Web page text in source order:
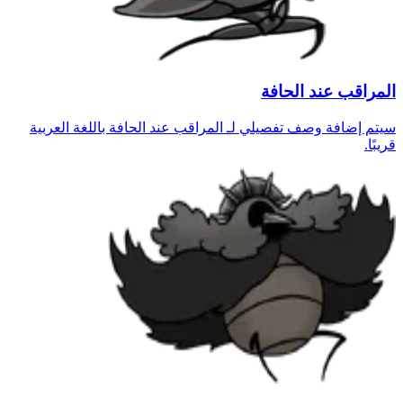
المراقب عند الحافة
سيتم إضافة وصف تفصيلي لـ المراقب عند الحافة باللغة العربية
قريبًا.